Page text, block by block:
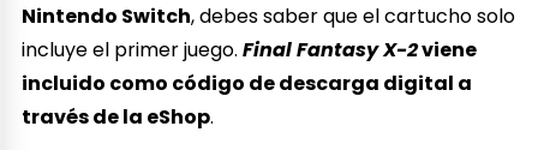
Nintendo Switch, debes saber que el cartucho solo
incluye el primer juego.Final Fantasy X-2viene
incluido como código de descarga digital a
través de la eShop.